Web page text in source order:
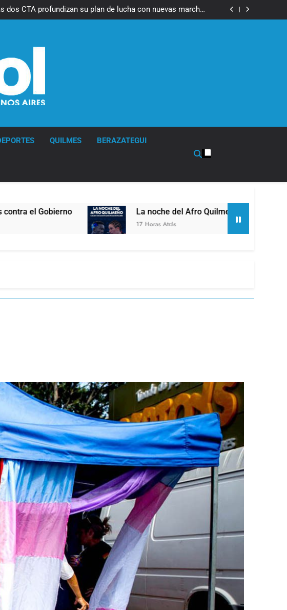
dos CTA profundizan su plan de lucha con nuevas marchas
contra el Gobierno
Thiago Medina fue imputado formalmente por abuso sexual
QUILMES BERAZATEGUI
La noche del Afro Quilmeño: boxeo de primer nivel en la
17 Horas Atrás